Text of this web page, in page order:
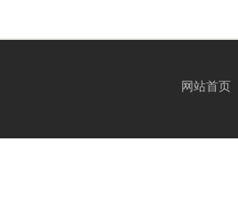
网站首页